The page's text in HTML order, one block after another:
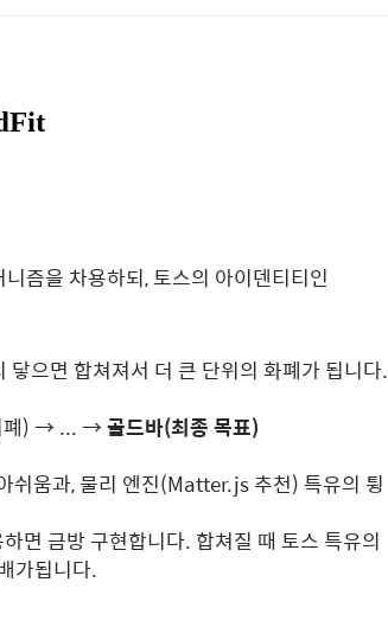
즘을 차용하되, 토스의 아이덴티티인
으면 합쳐져서 더 큰 단위의 화폐가 됩니다.
폐) → ... →골드바(최종 목표)
쉬움과, 물리 엔진(Matter.js 추천) 특유의 튕
면 금방 구현합니다. 합쳐질 때 토스 특유의
가됩니다.